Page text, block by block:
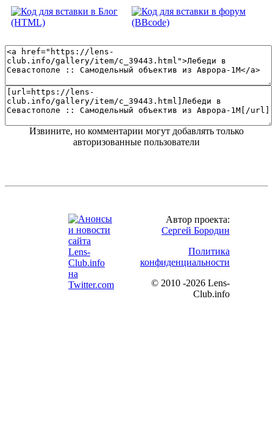
Извините, но комментарии могут добавлять только
авторизованные пользователи
Автор проекта:
Сергей Бородин
Политика
конфиденциальности
© 2010 -2026 Lens-
Club.info